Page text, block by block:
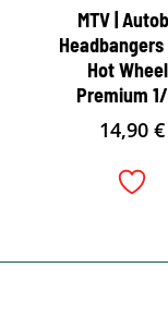
MTV |
Headbangers
Hot
Premium
14,90€